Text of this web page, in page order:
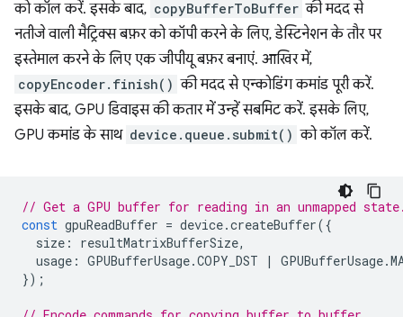
को कॉल करें. इसके बाद, copyBufferToBuffer की मदद से
नतीजे वाली मैट्रिक्स बफ़र को कॉपी करने के लिए, डेस्टिनेशन के तौर पर
इस्तेमाल करने के लिए एक जीपीयू बफ़र बनाएं. आखिर में,
copyEncoder.finish() की मदद से एन्कोडिंग कमांड पूरी करें.
इसके बाद, GPU डिवाइस की कतार में उन्हें सबमिट करें. इसके लिए,
GPU कमांड के साथ device.queue.submit() को कॉल करें.
// Get a GPU buffer for reading in an unmapped
const gpuReadBuffer = device.createBuffer({
size : resultMatrixBufferSize,
usage : GPUBufferUsage.COPY_DST | GPUBufferUsage.
});